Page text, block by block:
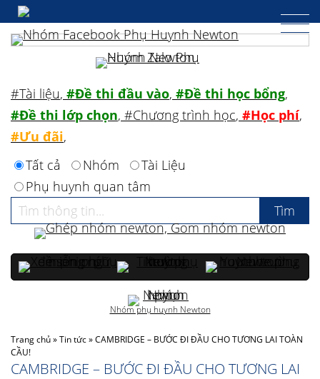
Trang chủ»Tin tức»CAMBRIDGE – BƯỚC ĐI ĐẦU CHO TƯƠNG LAI TOÀN
CẦU!
CAMBRIDGE – BƯỚC ĐI ĐẦU CHO TƯƠNG LAI
#Tài liệu, #Đề thi đầu vào, #Đề thi học bổng,
#Đề thi lớp chọn, #Chương trình học, #Học phí,
#Ưu đãi,
Tất cả
Nhóm
Tài Liệu
Phụ huynh quan tâm
Nhóm phụ huynh Newton